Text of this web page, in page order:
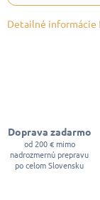
Detailné informácie
Doprava zadarmo
od 200 € mimo
nadrozmernú prepravu
po celom Slovensku